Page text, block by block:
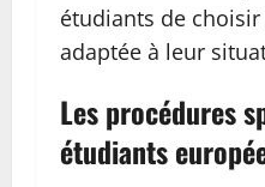
étudiants de
adaptée à leur
Les procédures
étudiants